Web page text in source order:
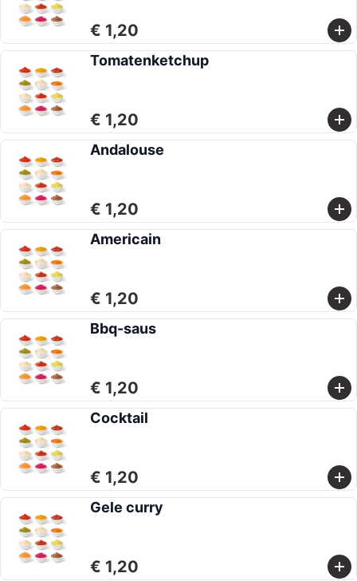
€ 1,20
Tomatenketchup
€ 1,20
Andalouse
€ 1,20
Americain
€ 1,20
Bbq-saus
€ 1,20
Cocktail
€ 1,20
Gele curry
€ 1,20